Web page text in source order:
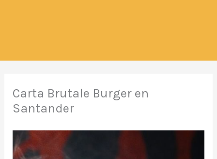
Carta Brutale Burger en
Santander